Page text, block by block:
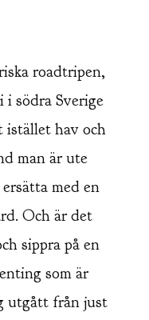
roadtripen,
i södra Sverige
hav och
man är ute
med en
Och är det
sippra på en
som är
utgått från just